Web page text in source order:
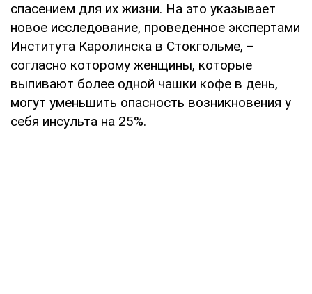
спасением для их жизни. На это указывает
новое исследование, проведенное экспертами
Института Каролинска в Стокгольме, –
согласно которому женщины, которые
выпивают более одной чашки кофе в день,
могут уменьшить опасность возникновения у
себя инсульта на 25%.